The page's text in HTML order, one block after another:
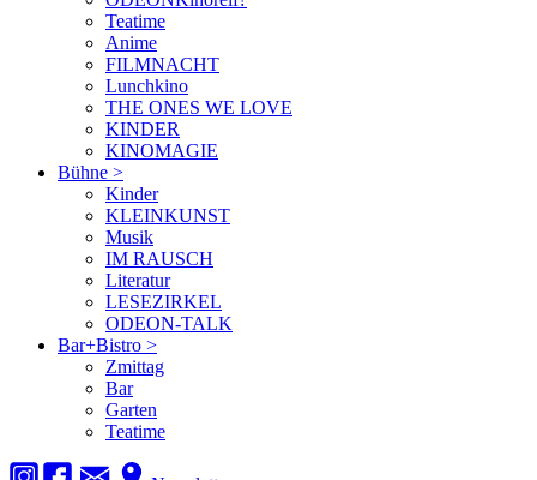
Teatime
Anime
FILMNACHT
Lunchkino
THE ONES WE LOVE
KINDER
KINOMAGIE
Bühne >
Kinder
KLEINKUNST
Musik
IM RAUSCH
Literatur
LESEZIRKEL
ODEON-TALK
Bar+Bistro >
Zmittag
Bar
Garten
Teatime